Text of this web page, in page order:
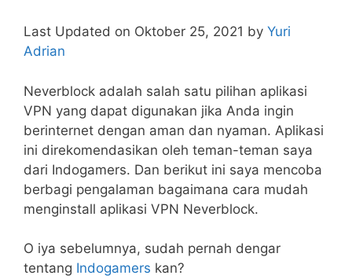
Last Updated on Oktober 25, 2021 by Yuri
Adrian
Neverblock adalah salah satu pilihan aplikasi
VPN yang dapat digunakan jika Anda ingin
berinternet dengan aman dan nyaman. Aplikasi
ini direkomendasikan oleh teman-teman saya
dari Indogamers. Dan berikut ini saya mencoba
berbagi pengalaman bagaimana cara mudah
menginstall aplikasi VPN Neverblock.
O iya sebelumnya, sudah pernah dengar
tentang Indogamers kan?